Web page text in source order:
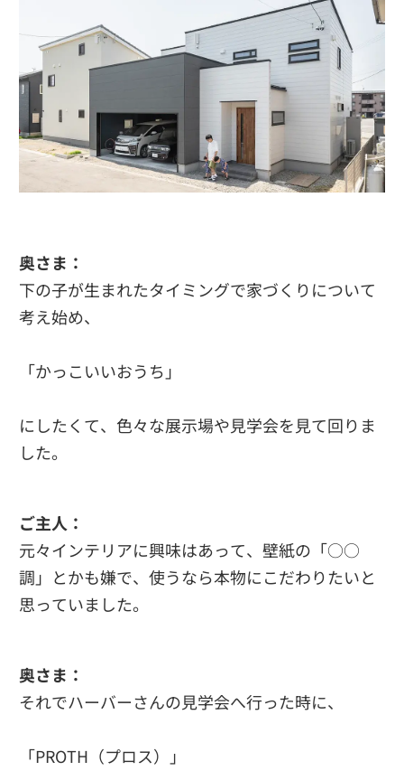
奥さま：
下の子が生まれたタイミングで家づくりについて
考え始め、
「かっこいいおうち」
にしたくて、色々な展示場や見学会を見て回りま
した。
ご主人：
元々インテリアに興味はあって、壁紙の「○○
調」とかも嫌で、使うなら本物にこだわりたいと
思っていました。
奥さま：
それでハーバーさんの見学会へ行った時に、
「PROTH（プロス）」